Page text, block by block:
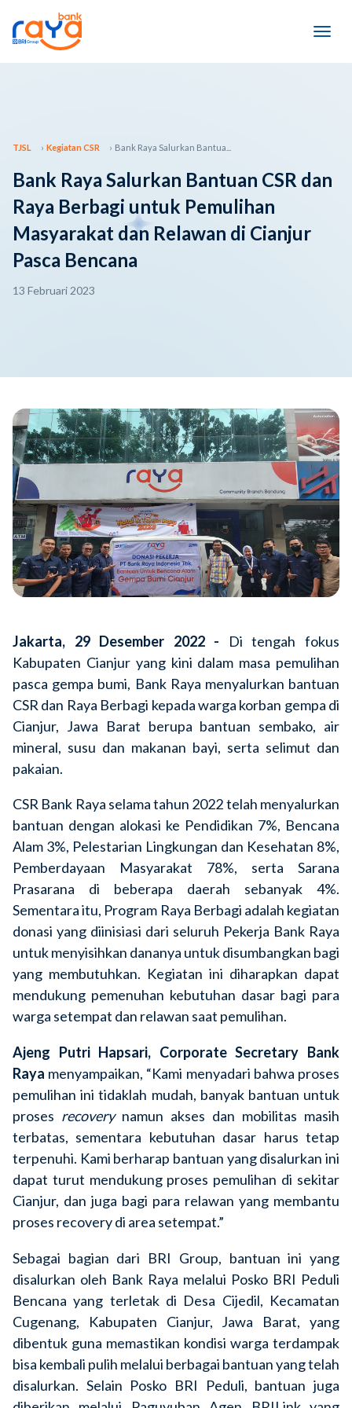
TJSL Kegiatan CSR Bank Raya Salurkan Bantua...
Bank Raya Salurkan Bantuan CSR dan
Raya Berbagi untuk Pemulihan
Masyarakat dan Relawan di Cianjur
Pasca Bencana
13 Februari 2023
Jakarta, 29 Desember 2022 - Di tengah fokus
Kabupaten Cianjur yang kini dalam masa pemulihan
pasca gempa bumi, Bank Raya menyalurkan bantuan
CSR dan Raya Berbagi kepada warga korban gempa di
Cianjur, Jawa Barat berupa bantuan sembako, air
mineral, susu dan makanan bayi, serta selimut dan
pakaian.
CSR Bank Raya selama tahun 2022 telah menyalurkan
bantuan dengan alokasi ke Pendidikan 7%, Bencana
Alam 3%, Pelestarian Lingkungan dan Kesehatan 8%,
Pemberdayaan Masyarakat 78%, serta Sarana
Prasarana di beberapa daerah sebanyak 4%.
Sementara itu, Program Raya Berbagi adalah kegiatan
donasi yang diinisiasi dari seluruh Pekerja Bank Raya
untuk menyisihkan dananya untuk disumbangkan bagi
yang membutuhkan. Kegiatan ini diharapkan dapat
mendukung pemenuhan kebutuhan dasar bagi para
warga setempat dan relawan saat pemulihan.
Ajeng Putri Hapsari, Corporate Secretary Bank
Raya menyampaikan, “Kami menyadari bahwa proses
pemulihan ini tidaklah mudah, banyak bantuan untuk
proses recoverynamun akses dan mobilitas masih
terbatas, sementara kebutuhan dasar harus tetap
terpenuhi. Kami berharap bantuan yang disalurkan ini
dapat turut mendukung proses pemulihan di sekitar
Cianjur, dan juga bagi para relawan yang membantu
proses recovery di area setempat.”
Sebagai bagian dari BRI Group, bantuan ini yang
disalurkan oleh Bank Raya melalui Posko BRI Peduli
Bencanayang terletak di Desa Cijedil, Kecamatan
Cugenang, Kabupaten Cianjur, Jawa Barat, yang
dibentuk guna memastikan kondisi warga terdampak
bisa kembali pulih melalui berbagai bantuan yang telah
disalurkan. Selain Posko BRI Peduli, bantuan juga